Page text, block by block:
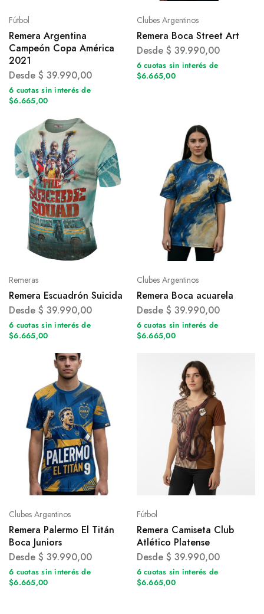
Fútbol
Remera Argentina
Campeón Copa América
2021
Desde $ 39.990,00
6 cuotas sin interés de
$6.665,00
Clubes Argentinos
Remera Boca Street Art
Desde $ 39.990,00
6 cuotas sin interés de
$6.665,00
Remeras
Remera Escuadrón Suicida
Desde $ 39.990,00
6 cuotas sin interés de
$6.665,00
Clubes Argentinos
Remera Boca acuarela
Desde $ 39.990,00
6 cuotas sin interés de
$6.665,00
Clubes Argentinos
Remera Palermo El Titán
Boca Juniors
Desde $ 39.990,00
6 cuotas sin interés de
$6.665,00
Fútbol
Remera Camiseta Club
Atlético Platense
Desde $ 39.990,00
6 cuotas sin interés de
$6.665,00